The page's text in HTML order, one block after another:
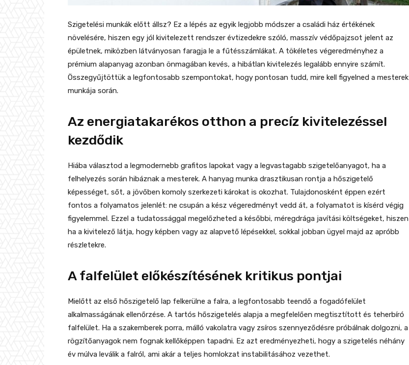
Szigetelési munkák előtt állsz? Ez a lépés az egyik legjobb módszer a családi ház értékének
növelésére, hiszen egy jól kivitelezett rendszer évtizedekre szóló, masszív védőpajzsot jelent az
épületnek, miközben látványosan faragja le a fűtésszámlákat. A tökéletes végeredményhez a
prémium alapanyag azonban önmagában kevés, a hibátlan kivitelezés legalább ennyire számít.
Összegyűjtöttük a legfontosabb szempontokat, hogy pontosan tudd, mire kell figyelned a mesterek
munkája során.
Az energiatakarékos otthon a precíz kivitelezéssel
kezdődik
Hiába választod a legmodernebb grafitos lapokat vagy a legvastagabb szigetelőanyagot, ha a
felhelyezés során hibáznak a mesterek. A hanyag munka drasztikusan rontja a hőszigetelő
képességet, sőt, a jövőben komoly szerkezeti károkat is okozhat. Tulajdonosként éppen ezért
fontos a folyamatos jelenlét: ne csupán a kész végeredményt vedd át, a folyamatot is kísérd végig
figyelemmel. Ezzel a tudatossággal megelőzheted a későbbi, méregdrága javítási költségeket, hiszen
ha a kivitelező látja, hogy képben vagy az alapvető lépésekkel, sokkal jobban ügyel majd az apróbb
részletekre.
A falfelület előkészítésének kritikus pontjai
Mielőtt az első hőszigetelő lap felkerülne a falra, a legfontosabb teendő a fogadófelület
alkalmasságának ellenőrzése. A tartós hőszigetelés alapja a megfelelően megtisztított és teherbíró
falfelület. Ha a szakemberek porra, málló vakolatra vagy zsíros szennyeződésre próbálnak dolgozni, a
rögzítőanyagok nem fognak kellőképpen tapadni. Ez azt eredményezheti, hogy a szigetelés néhány
év múlva leválik a falról, ami akár a teljes homlokzat instabilitásához vezethet.